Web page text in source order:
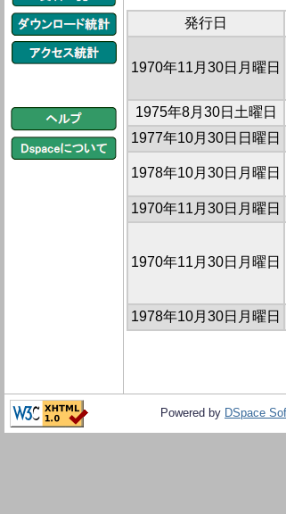
発行日
1970年11月30日月曜日
1975年8月30日土曜日
1977年10月30日日曜日
1978年10月30日月曜日
1970年11月30日月曜日
1970年11月30日月曜日
1978年10月30日月曜日
Powered by DSpace